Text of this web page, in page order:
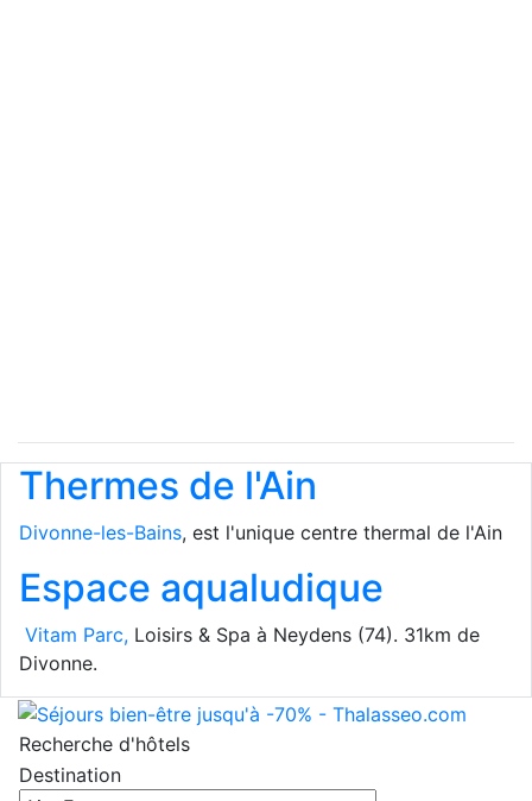
Thermes de l'Ain
Divonne-les-Bains, est l'unique centre thermal de l'Ain
Espace aqualudique
Vitam Parc, Loisirs & Spa à Neydens (74). 31km de
Divonne.
Recherche d'hôtels
Destination